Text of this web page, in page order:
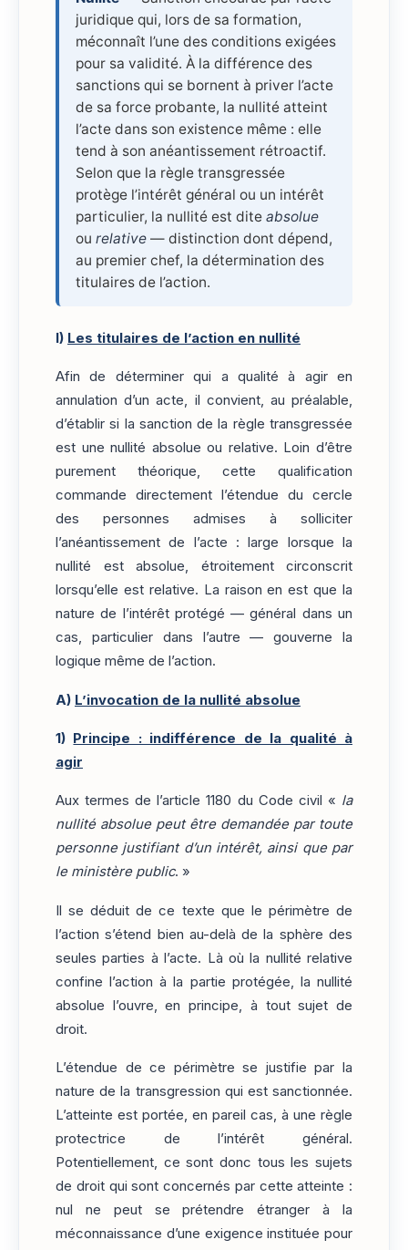
juridique qui, lors de sa formation,
méconnaît l’une des conditions exigées
pour sa validité. À la différence des
sanctions qui se bornent à priver l’acte
de sa force probante, la nullité atteint
l’acte dans son existence même : elle
tend à son anéantissement rétroactif.
Selon que la règle transgressée
protège l’intérêt général ou un intérêt
particulier, la nullité est dite absolue
ou relative — distinction dont dépend,
au premier chef, la détermination des
titulaires de l’action.
I) Les titulaires de l’action en nullité
Afin de déterminer qui a qualité à agir en
annulation d’un acte, il convient, au préalable,
d’établir si la sanction de la règle transgressée
est une nullité absolue ou relative. Loin d’être
purement théorique, cette qualification
commande directement l’étendue du cercle
des personnes admises à solliciter
l’anéantissement de l’acte : large lorsque la
nullité est absolue, étroitement circonscrit
lorsqu’elle est relative. La raison en est que la
nature de l’intérêt protégé — général dans un
cas, particulier dans l’autre — gouverne la
logique même de l’action.
A) L’invocation de la nullité absolue
1) Principe : indifférence de la qualité à
agir
Aux termes de l’article 1180 du Code civil « la
nullité absolue peut être demandée par toute
personne justifiant d’un intérêt, ainsi que par
le ministère public. »
Il se déduit de ce texte que le périmètre de
l’action s’étend bien au-delà de la sphère des
seules parties à l’acte. Là où la nullité relative
confine l’action à la partie protégée, la nullité
absolue l’ouvre, en principe, à tout sujet de
droit.
L’étendue de ce périmètre se justifie par la
nature de la transgression qui est sanctionnée.
L’atteinte est portée, en pareil cas, à une règle
protectrice de l’intérêt général.
Potentiellement, ce sont donc tous les sujets
de droit qui sont concernés par cette atteinte :
nul ne peut se prétendre étranger à la
méconnaissance d’une exigence instituée pour